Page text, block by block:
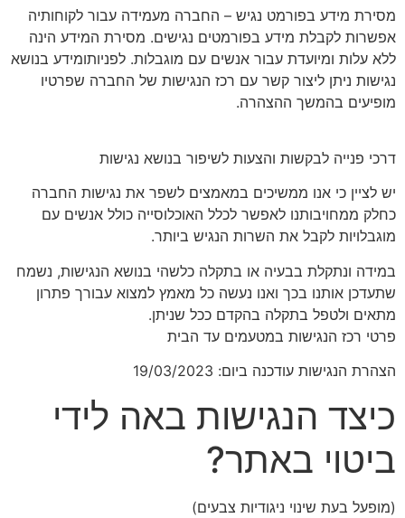
מסירת מידע בפורמט נגיש – החברה מעמידה עבור לקוחותיה
אפשרות לקבלת מידע בפורמטים נגישים. מסירת המידע הינה
ללא עלות ומיועדת עבור אנשים עם מוגבלות. לפניותומידע בנושא
נגישות ניתן ליצור קשר עם רכז הנגישות של החברה שפרטיו
מופיעים בהמשך ההצהרה.
דרכי פנייה לבקשות והצעות לשיפור בנושא נגישות
יש לציין כי אנו ממשיכים במאמצים לשפר את נגישות החברה
כחלק ממחויבותנו לאפשר לכלל האוכלוסייה כולל אנשים עם
מוגבלויות לקבל את השרות הנגיש ביותר.
במידה ונתקלת בבעיה או בתקלה כלשהי בנושא הנגישות, נשמח
שתעדכן אותנו בכך ואנו נעשה כל מאמץ למצוא עבורך פתרון
מתאים ולטפל בתקלה בהקדם ככל שניתן.
פרטי רכז הנגישות במטעמים עד הבית
הצהרת הנגישות עודכנה ביום: 19/03/2023
כיצד הנגישות באה לידי
ביטוי באתר?
(מופעל בעת שינוי ניגודיות צבעים)